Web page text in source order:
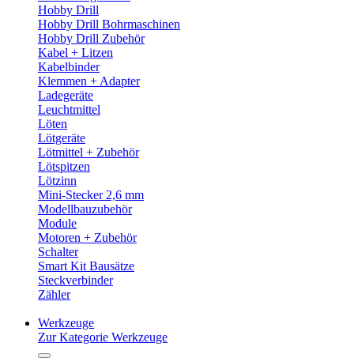
Hobby Drill
Hobby Drill Bohrmaschinen
Hobby Drill Zubehör
Kabel + Litzen
Kabelbinder
Klemmen + Adapter
Ladegeräte
Leuchtmittel
Löten
Lötgeräte
Lötmittel + Zubehör
Lötspitzen
Lötzinn
Mini-Stecker 2,6 mm
Modellbauzubehör
Module
Motoren + Zubehör
Schalter
Smart Kit Bausätze
Steckverbinder
Zähler
Werkzeuge
Zur Kategorie Werkzeuge